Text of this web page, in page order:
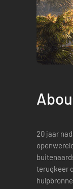
20 jaar
terugkeer